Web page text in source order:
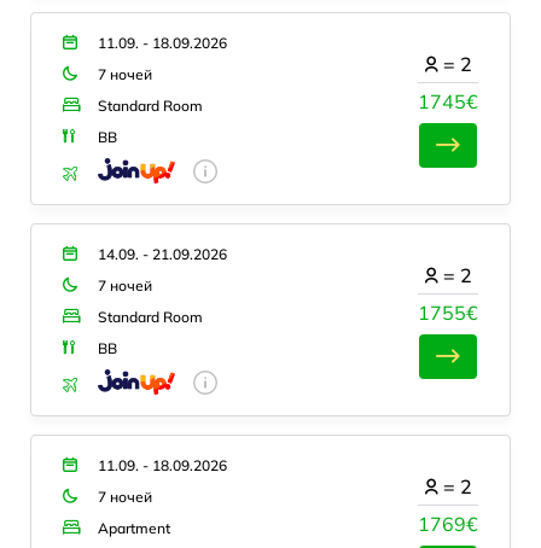
11.09. - 18.09.2026
7 ночей
Standard Room
BB
1745€
= 2
14.09. - 21.09.2026
7 ночей
Standard Room
BB
1755€
= 2
11.09. - 18.09.2026
7 ночей
Apartment
1769€
= 2